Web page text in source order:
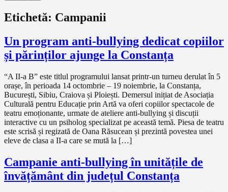
filă
nouă)
Etichetă: Campanii
Un program anti-bullying dedicat copiilor
și părinților ajunge la Constanța
“A II-a B” este titlul programului lansat printr-un turneu derulat în 5
orașe, în perioada 14 octombrie – 19 noiembrie, la Constanța,
București, Sibiu, Craiova și Ploiești. Demersul inițiat de Asociația
Culturală pentru Educație prin Artă va oferi copiilor spectacole de
teatru emoționante, urmate de ateliere anti-bullying și discuții
interactive cu un psiholog specializat pe această temă. Piesa de teatru
este scrisă și regizată de Oana Răsucean și prezintă povestea unei
eleve de clasa a II-a care se mută la […]
Campanie anti-bullying în unitățile de
învățământ din județul Constanța